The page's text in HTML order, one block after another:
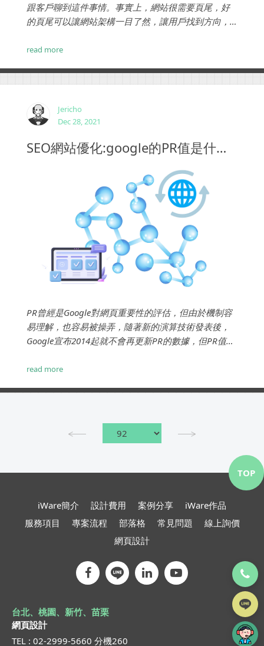
跟客戶聊到這件事情。事實上，網站很需要頁尾，好
的頁尾可以讓網站架構一目了然，讓用戶找到方向，
read more
Jericho
Dec 28, 2021
SEO網站優化:google的PR值是什麽？如何提高PR值？
PR曾經是Google對網頁重要性的評估，但由於機制容
易理解，也容易被操弄，隨著新的演算技術發表後，
Google宣布2014起就不會再更新PR的數據，但PR值仍
被RP機制評估，但是2010年以前就在運作的網站就很
read more
iWare簡介 設計費用 案例分享
iWare作品
服務項目
專案流程 部落格 常見問題
線上詢價
網頁設計
台北、桃園、新竹、苗栗
網頁設計
TEL : 02-2999-5660 分機260
TOP